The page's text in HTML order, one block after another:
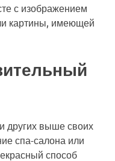
с изображением
картины, имеющей
других выше своих
спа-салона или
способ